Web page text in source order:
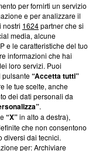
su Blasting
ci impegniamo a
aderenza a
News non è
di farne
una verifica di
per fornirti un servizio
e per analizzare il
nostri 1624partner che si
media, alcune
e le caratteristiche del tuo
informazioni che hai
loro servizi. Puoi
pulsante“Accetta tutti”
le tue scelte, anche
dei dati personali da
.
“X”in alto a destra),
che non consentono
diversi dai tecnici.
per: Archiviare